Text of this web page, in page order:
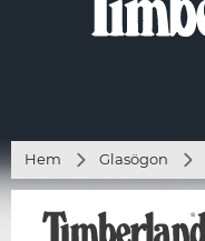
Hem Glasögon